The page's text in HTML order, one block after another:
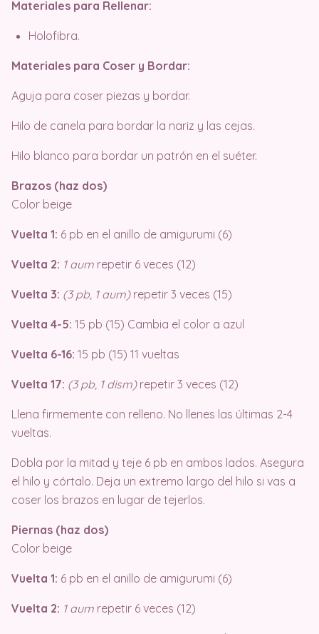
Materiales para Rellenar:
Holofibra.
Materiales para Coser y Bordar:
Aguja para coser piezas y bordar.
Hilo de canela para bordar la nariz y las cejas.
Hilo blanco para bordar un patrón en el suéter.
Brazos (haz dos)
Color beige
Vuelta 1: 6 pb en el anillo de amigurumi (6)
Vuelta 2: 1 aum repetir 6 veces (12)
Vuelta 3: (3 pb, 1 aum)repetir 3 veces (15)
Vuelta 4-5: 15 pb (15) Cambia el color a azul
Vuelta 6-16: 15 pb (15) 11 vueltas
Vuelta 17: (3 pb, 1 dism)repetir 3 veces (12)
Llena firmemente con relleno. No llenes las últimas 2-4
vueltas.
Dobla por la mitad y teje 6 pb en ambos lados. Asegura
el hilo y córtalo. Deja un extremo largo del hilo si vas a
coser los brazos en lugar de tejerlos.
Piernas (haz dos)
Color beige
Vuelta 1: 6 pb en el anillo de amigurumi (6)
Vuelta 2: 1 aum repetir 6 veces (12)